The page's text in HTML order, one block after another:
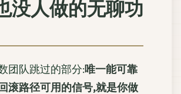
没人做的无聊功
团队跳过的部分:唯一能可靠
滚路径可用的信号,就是你做